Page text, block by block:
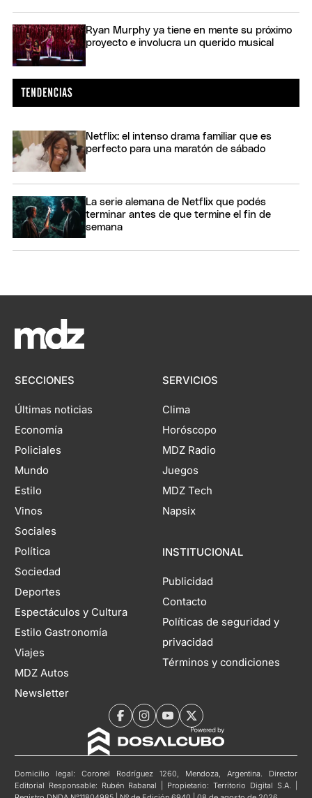
Ryan Murphy ya tiene en mente su próximo
proyecto e involucra un querido musical
Netflix: el intenso drama familiar que es
perfecto para una maratón de sábado
La serie alemana de Netflix que podés
terminar antes de que termine el fin de
semana
SECCIONES
Últimas noticias
Economía
Policiales
Mundo
Estilo
Vinos
Sociales
Política
Sociedad
Deportes
Espectáculos y Cultura
Estilo Gastronomía
Viajes
MDZ Autos
Newsletter
SERVICIOS
Clima
Horóscopo
MDZ Radio
Juegos
MDZ Tech
Napsix
INSTITUCIONAL
Publicidad
Contacto
Políticas de seguridad y
privacidad
Términos y condiciones
Domicilio legal: Coronel Rodríguez 1260, Mendoza, Argentina. Director
Editorial Responsable: Rubén Rabanal | Propietario: Territorio Digital S.A. |